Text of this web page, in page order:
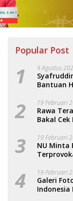
Jelang Akhir 2025,
Kaltim Perketat
Proyek Infrastruktur
Popular Post
1 9 Agustus
Bantuan
2 19 Februari
Rawa
Bakal
3 19 Februari
NU Minta
4 19 Februari
Galeri
Indonesia